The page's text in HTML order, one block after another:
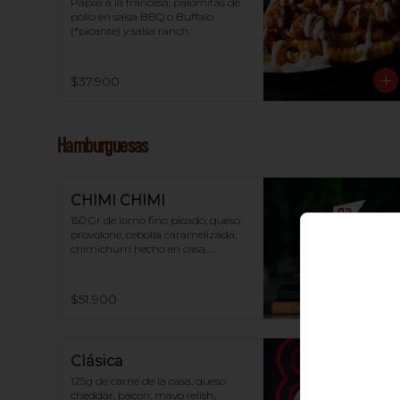
pollo en salsa BBQ o Buffalo
(*picante) y salsa ranch.
$37.900
Hamburguesas
CHIMI CHIMI
150 Gr de lomo fino picado, queso
provolone, cebolla caramelizada,
chimichurri hecho en casa,
$51.900
Clásica
125g de carne de la casa, queso
cheddar, bacon, mayo relish,